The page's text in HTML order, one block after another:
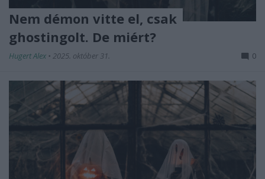
Nem démon vitte el, csak
ghostingolt. De miért?
Hugert Alex • 2025. október 31. 0